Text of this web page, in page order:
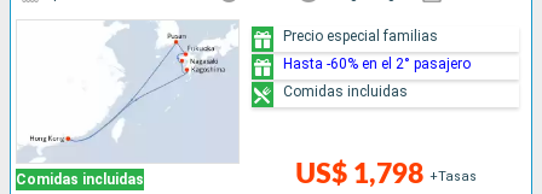
Comidas incluidas US$ 1,798 +Tasas
Precio especial familias
Hasta -60% en el 2° pasajero
Comidas incluidas